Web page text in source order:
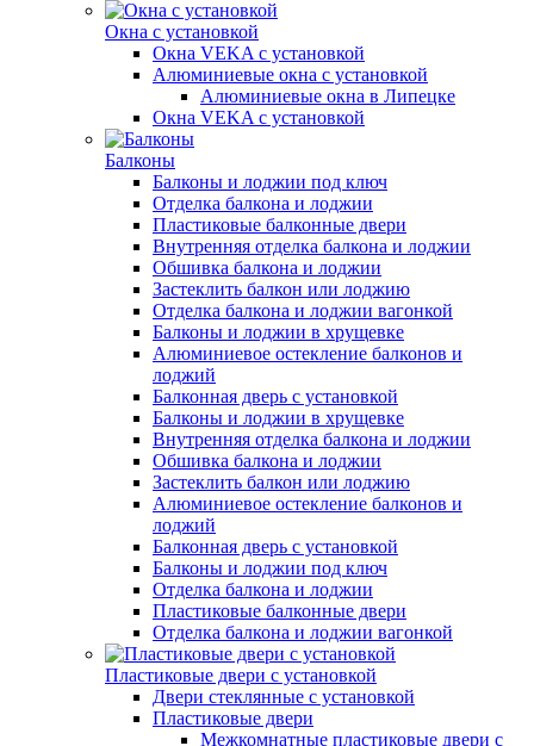
Окна с установкой
Окна VEKA с установкой
Алюминиевые окна с установкой
Алюминиевые окна в Липецке
Окна VEKA с установкой
Балконы
Балконы и лоджии под ключ
Отделка балкона и лоджии
Пластиковые балконные двери
Внутренняя отделка балкона и лоджии
Обшивка балкона и лоджии
Застеклить балкон или лоджию
Отделка балкона и лоджии вагонкой
Балконы и лоджии в хрущевке
Алюминиевое остекление балконов и
лоджий
Балконная дверь с установкой
Балконы и лоджии в хрущевке
Внутренняя отделка балкона и лоджии
Обшивка балкона и лоджии
Застеклить балкон или лоджию
Алюминиевое остекление балконов и
лоджий
Балконная дверь с установкой
Балконы и лоджии под ключ
Отделка балкона и лоджии
Пластиковые балконные двери
Отделка балкона и лоджии вагонкой
Пластиковые двери с установкой
Двери стеклянные с установкой
Пластиковые двери
Межкомнатные пластиковые двери с